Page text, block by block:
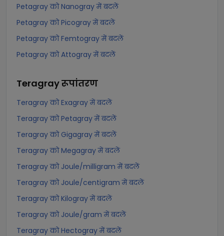
Petagray को Nanogray में बदलें
Petagray को Picogray में बदलें
Petagray को Femtogray में बदलें
Petagray को Attogray में बदलें
Teragrayरूपांतरण
Teragray को Exagray में बदलें
Teragray को Petagray में बदलें
Teragray को Gigagray में बदलें
Teragray को Megagray में बदलें
Teragray को Joule/milligram में बदलें
Teragray को Joule/centigram में बदलें
Teragray को Kilogray में बदलें
Teragray को Joule/gram में बदलें
Teragray को Hectogray में बदलें